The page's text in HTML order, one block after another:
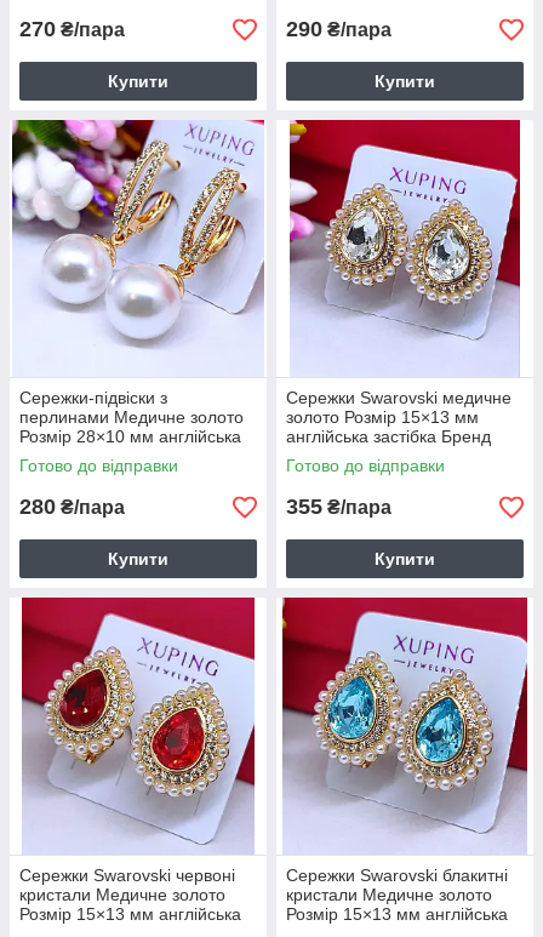
270 ₴/пара
Купити
290 ₴/пара
Купити
Сережки-підвіски з
перлинами Медичне золото
Розмір 28×10 мм англійська
застібка Бренд Xuping 6148
Готово до відправки
280 ₴/пара
Купити
Сережки Swarovski медичне
золото Розмір 15×13 мм
англійська застібка Бренд
Xuping 6149
Готово до відправки
355 ₴/пара
Купити
Сережки Swarovski червоні
кристали Медичне золото
Розмір 15×13 мм англійська
Сережки Swarovski блакитні
кристали Медичне золото
Розмір 15×13 мм англійська